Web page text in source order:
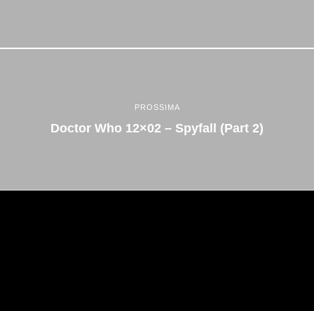
PROSSIMA
Doctor Who 12×02 – Spyfall (Part 2)